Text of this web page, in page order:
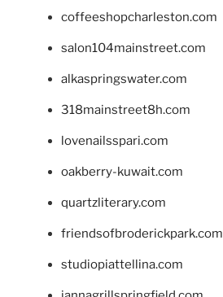
coffeeshopcharleston.com
salon104mainstreet.com
alkaspringswater.com
318mainstreet8h.com
lovenailsspari.com
oakberry-kuwait.com
quartzliterary.com
friendsofbroderickpark.com
studiopiattellina.com